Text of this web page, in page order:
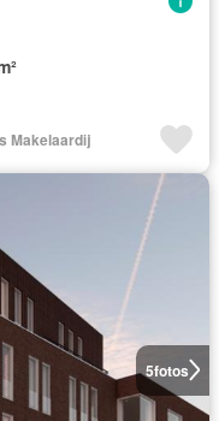
Makelaardij
5fotos